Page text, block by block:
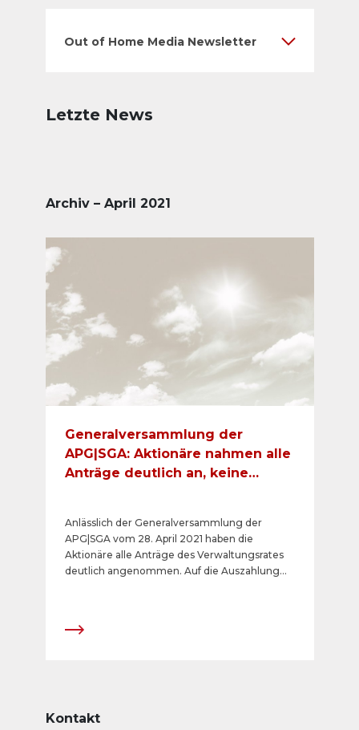
Out of Home Media Newsletter
Letzte News
Archiv – April 2021
Generalversammlung der
APG|SGA: Aktionäre nahmen alle
Anträge deutlich an, keine
Anlässlich der Generalversammlung der
APG|SGA vom 28. April 2021 haben die
Aktionäre alle Anträge des Verwaltungsrates
deutlich angenommen. Auf die Auszahlung
Kontakt